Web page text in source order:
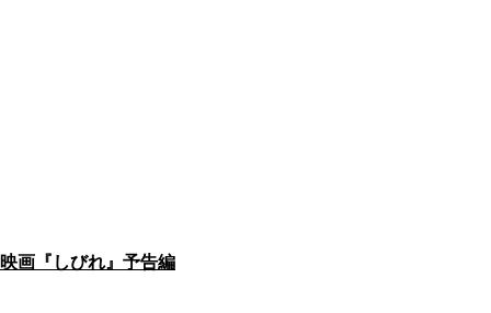
映画『しびれ』予告編